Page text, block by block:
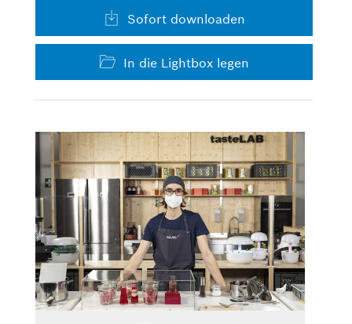
Sofort downloaden
In die Lightbox legen